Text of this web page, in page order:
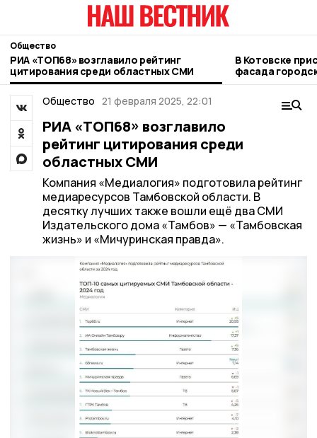
Общество
РИА «ТОП68» возглавило рейтинг
цитирования среди областных СМИ
В Котовске
фасада
Общество 21 февраля 2025, 22:01
РИА «ТОП68» возглавило
рейтинг цитирования среди
областных СМИ
Компания «Медиалогия» подготовила рейтинг
медиаресурсов Тамбовской области. В
десятку лучших также вошли ещё два СМИ
Издательского дома «Тамбов» — «Тамбовская
жизнь» и «Мичуринская правда».